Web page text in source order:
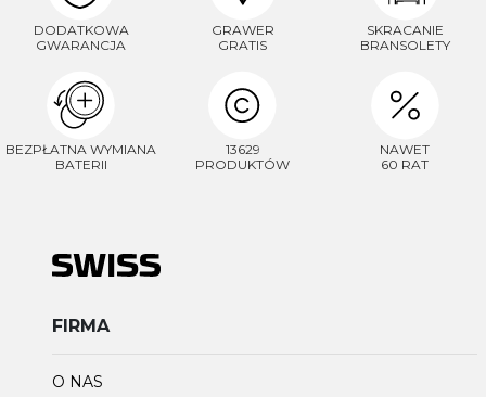
DODATKOWA
GWARANCJA
GRAWER
GRATIS
SKRACANIE
BRANSOLETY
BEZPŁATNA WYMIANA
BATERII
13629
PRODUKTÓW
NAWET
60 RAT
FIRMA
O NAS